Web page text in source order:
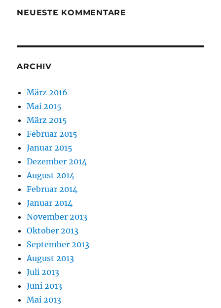
NEUESTE KOMMENTARE
ARCHIV
März 2016
Mai 2015
März 2015
Februar 2015
Januar 2015
Dezember 2014
August 2014
Februar 2014
Januar 2014
November 2013
Oktober 2013
September 2013
August 2013
Juli 2013
Juni 2013
Mai 2013